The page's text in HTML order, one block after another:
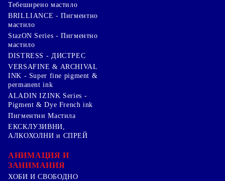
Тебеширено мастило
BRILLIANCE - Пигментно
мастило
StazON Series - Пигментно
мастило
DISTRESS - ДИСТРЕС
VERSAFINE & ARCHIVAL
INK - Super fine pigment &
permanent ink
ALADIN IZINK Series -
Pigment & Dye French ink
Пигментни Мастила
ЕКСКЛУЗИВНИ,
АЛКОХОЛНИ и СПРЕЙ
АНИМАЦИЯ И
ЗАНИМАНИЯ
ХОБИ И СВОБОДНО